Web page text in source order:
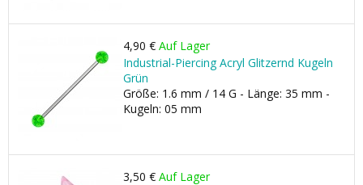
4,90 € Auf Lager
Industrial-Piercing Acryl Glitzernd Kugeln
Grün
Größe: 1.6 mm / 14 G - Länge: 35 mm -
Kugeln: 05 mm
3,50 € Auf Lager